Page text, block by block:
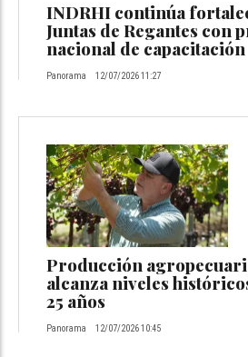
INDRHI continúa
Juntas de Regantes con
nacional de capacitación
Panorama 12/07/2026 11:27
Producción
alcanza niveles
25 años
Panorama 12/07/2026 10:45